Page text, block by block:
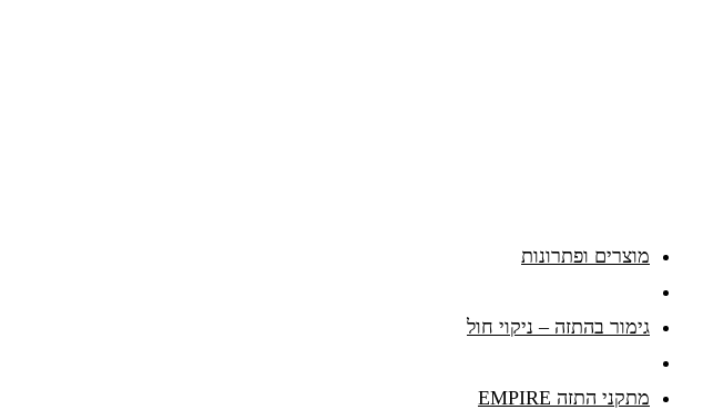
מוצרים ופתרונות
גימור בהתזה – ניקוי חול
מתקני התזה EMPIRE